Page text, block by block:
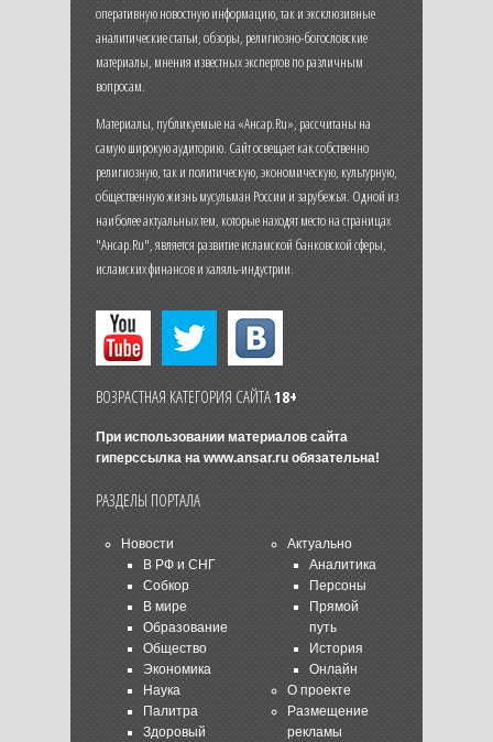
оперативную новостную информацию, так и эксклюзивные
аналитические статьи, обзоры, религиозно-богословские
материалы, мнения известных экспертов по различным
вопросам.
Материалы, публикуемые на «Ансар.Ru», рассчитаны на
самую широкую аудиторию. Сайт освещает как собственно
религиозную, так и политическую, экономическую, культурную,
общественную жизнь мусульман России и зарубежья. Одной из
наиболее актуальных тем, которые находят место на страницах
"Ансар.Ru", является развитие исламской банковской сферы,
исламских финансов и халяль-индустрии.
ВОЗРАСТНАЯ КАТЕГОРИЯ САЙТА18+
При использовании материалов сайта
гиперссылка на www.ansar.ruобязательна!
РАЗДЕЛЫ ПОРТАЛА
Новости
В РФ и СНГ
Собкор
В мире
Образование
Общество
Экономика
Наука
Палитра
Здоровый
Актуально
Аналитика
Персоны
Прямой
путь
История
Онлайн
О проекте
Размещение
рекламы